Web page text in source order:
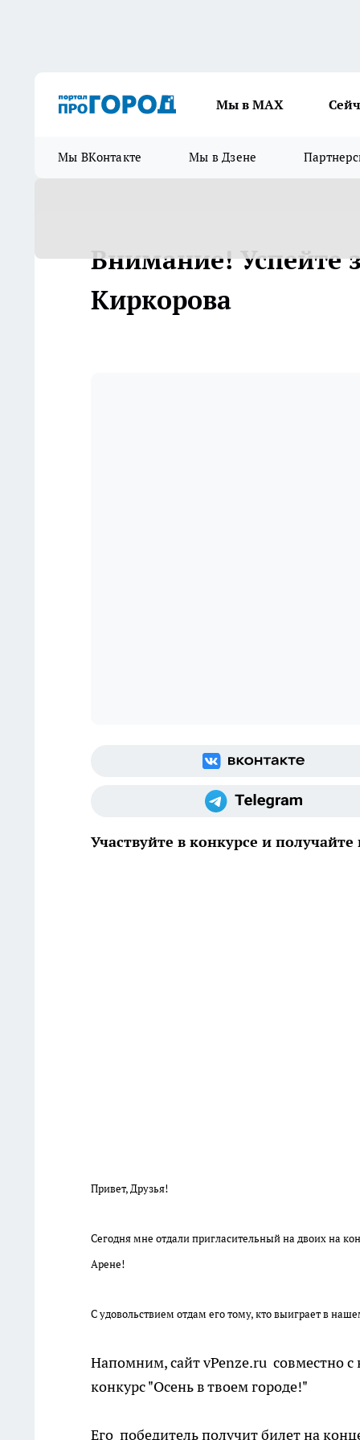
Мы в МАХ
Мы ВКонтакте Мы в Дзене
Внимание! Успейте
Киркорова
Участвуйте в конкурсе и
Привет, Друзья!
Сегодня мне отдали пригласительный на двоих на
Арене!
С удовольствием отдам его тому, кто выиграет в
Напомним, сайт vPenze.ru совместно
конкурс "Осень в твоем городе!"
Его победитель получит билет на